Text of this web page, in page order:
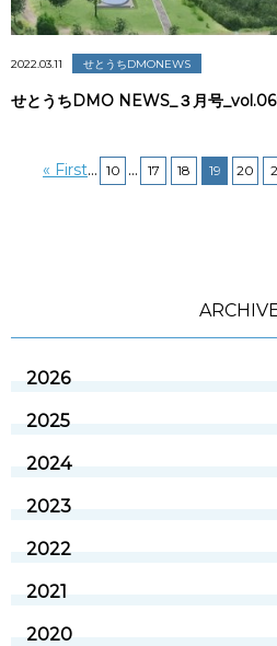
2022.03.11 せとうちDMONEWS
せとうちDMO NEWS_３月号
« First... 10 ... 17 18 19 20
2026
2025
2024
2023
2022
2021
2020